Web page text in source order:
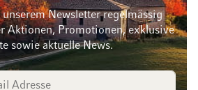
Newsletter regelmässig
Aktionen, Promotionen, exklusive
sowie aktuelle News.